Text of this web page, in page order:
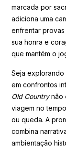
marcada por
adiciona uma
enfrentar
sua honra e
que mantém o
Seja
em confrontos
Old Countrynão
viagem no
ou queda. A
combina
ambientação